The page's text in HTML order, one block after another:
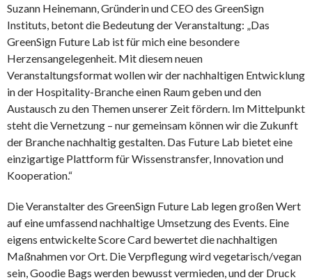
Suzann Heinemann, Gründerin und CEO des GreenSign
Instituts, betont die Bedeutung der Veranstaltung: „Das
GreenSign Future Lab ist für mich eine besondere
Herzensangelegenheit. Mit diesem neuen
Veranstaltungsformat wollen wir der nachhaltigen Entwicklung
in der Hospitality-Branche einen Raum geben und den
Austausch zu den Themen unserer Zeit fördern. Im Mittelpunkt
steht die Vernetzung – nur gemeinsam können wir die Zukunft
der Branche nachhaltig gestalten. Das Future Lab bietet eine
einzigartige Plattform für Wissenstransfer, Innovation und
Kooperation.“
Die Veranstalter des GreenSign Future Lab legen großen Wert
auf eine umfassend nachhaltige Umsetzung des Events. Eine
eigens entwickelte Score Card bewertet die nachhaltigen
Maßnahmen vor Ort. Die Verpflegung wird vegetarisch/vegan
sein, Goodie Bags werden bewusst vermieden, und der Druck